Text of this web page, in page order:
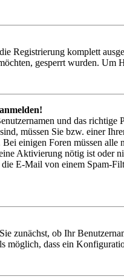
Registrierung komplett
gesperrt wurden.
und das
müssen Sie bzw. einer
einigen Foren müssen alle
Aktivierung nötig ist oder
E-Mail von einem Spam-
zunächst, ob Ihr
möglich, dass ein